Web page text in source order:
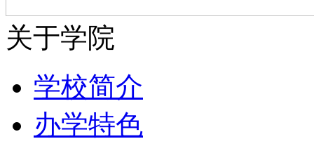
关于学院
学校简介
办学特色